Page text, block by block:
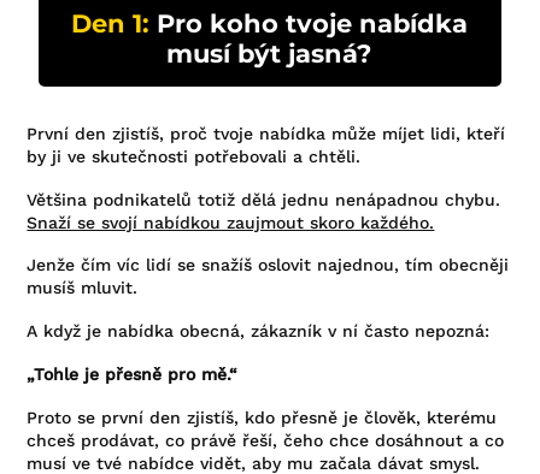
Den 1: Pro koho tvoje nabídka
musí být jasná?
První den zjistíš, proč tvoje nabídka může míjet lidi, kteří
by ji ve skutečnosti potřebovali a chtěli.
Většina podnikatelů totiž dělá jednu nenápadnou chybu.
Snaží se svojí nabídkou zaujmout skoro každého.
Jenže čím víc lidí se snažíš oslovit najednou, tím obecněji
musíš mluvit.
A když je nabídka obecná, zákazník v ní často nepozná:
„Tohle je přesně pro mě.“
Proto se první den zjistíš, kdo přesně je člověk, kterému
chceš prodávat, co právě řeší, čeho chce dosáhnout a co
musí ve tvé nabídce vidět, aby mu začala dávat smysl.